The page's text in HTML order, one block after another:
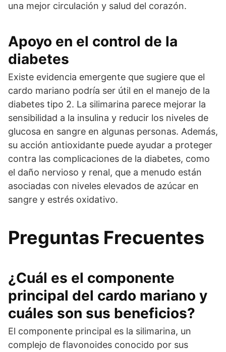
una mejor circulación y salud del corazón.
Apoyo en el control de la
diabetes
Existe evidencia emergente que sugiere que el
cardo mariano podría ser útil en el manejo de la
diabetes tipo 2. La silimarina parece mejorar la
sensibilidad a la insulina y reducir los niveles de
glucosa en sangre en algunas personas. Además,
su acción antioxidante puede ayudar a proteger
contra las complicaciones de la diabetes, como
el daño nervioso y renal, que a menudo están
asociadas con niveles elevados de azúcar en
sangre y estrés oxidativo.
Preguntas Frecuentes
¿Cuál es el componente
principal del cardo mariano y
cuáles son sus beneficios?
El componente principal es la silimarina, un
complejo de flavonoides conocido por sus